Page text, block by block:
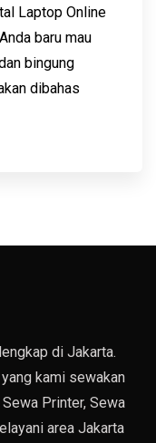
Laptop Online
baru mau
bingung
dibahas
di Jakarta.
kami sewakan
Printer, Sewa
area Jakarta